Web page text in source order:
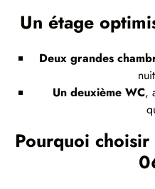
Un étage
Deux grandes
Un deuxième WC,
Pourquoi